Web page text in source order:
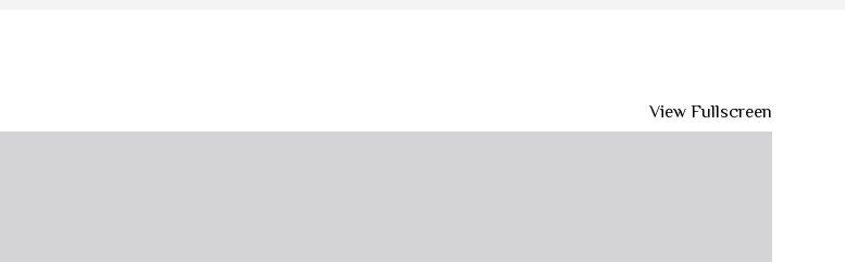
View Fullscreen